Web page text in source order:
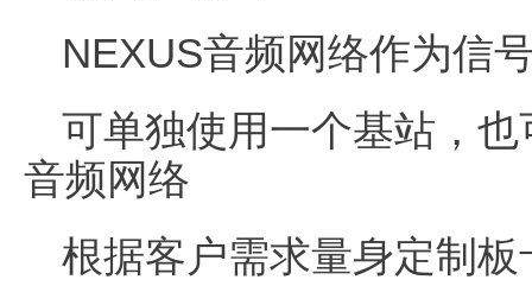
NEXUS音频网络作为信
可单独使用一个基站，
音频网络
根据客户需求量身定制